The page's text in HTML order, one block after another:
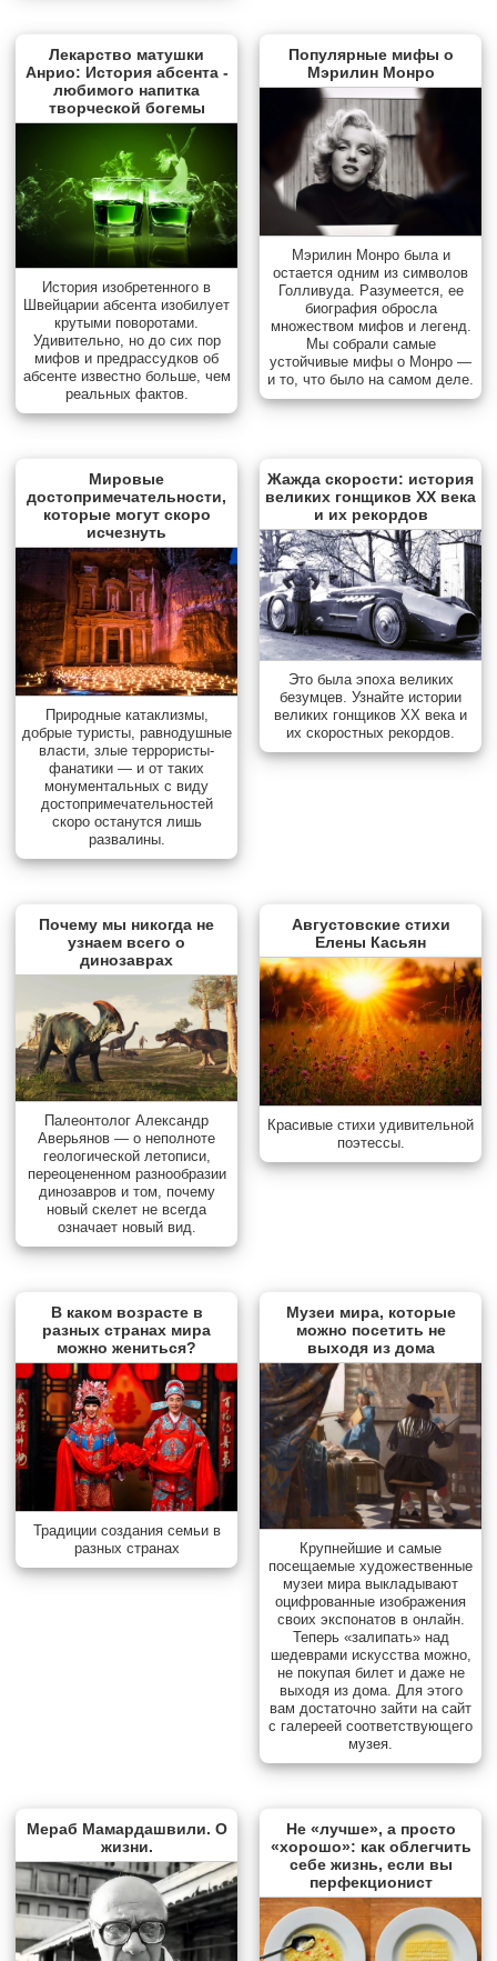
Лекарство матушки
Анрио: История абсента -
любимого напитка
творческой богемы
История изобретенного в
Швейцарии абсента изобилует
крутыми поворотами.
Удивительно, но до сих пор
мифов и предрассудков об
абсенте известно больше, чем
реальных фактов.
Популярные мифы о
Мэрилин Монро
Мэрилин Монро была и
остается одним из символов
Голливуда. Разумеется, ее
биография обросла
множеством мифов и легенд.
Мы собрали самые
устойчивые мифы о Монро —
и то, что было на самом деле.
Мировые
достопримечательности,
которые могут скоро
исчезнуть
Природные катаклизмы,
добрые туристы, равнодушные
власти, злые террористы-
фанатики — и от таких
монументальных с виду
достопримечательностей
скоро останутся лишь
развалины.
Жажда скорости: история
великих гонщиков XX века
и их рекордов
Это была эпоха великих
безумцев. Узнайте истории
великих гонщиков XX века и
их скоростных рекордов.
Почему мы никогда не
узнаем всего о
динозаврах
Палеонтолог Александр
Аверьянов — о неполноте
геологической летописи,
переоцененном разнообразии
динозавров и том, почему
новый скелет не всегда
означает новый вид.
Августовские стихи
Елены Касьян
Красивые стихи удивительной
поэтессы.
В каком возрасте в
разных странах мира
можно жениться?
Традиции создания семьи в
разных странах
Музеи мира, которые
можно посетить не
выходя из дома
Крупнейшие и самые
посещаемые художественные
музеи мира выкладывают
оцифрованные изображения
своих экспонатов в онлайн.
Теперь «залипать» над
шедеврами искусства можно,
не покупая билет и даже не
выходя из дома. Для этого
вам достаточно зайти на сайт
с галереей соответствующего
музея.
Мераб Мамардашвили. О
жизни.
Не «лучше», а просто
«хорошо»: как облегчить
себе жизнь, если вы
перфекционист